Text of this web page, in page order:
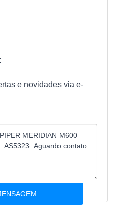
e novidades via e-